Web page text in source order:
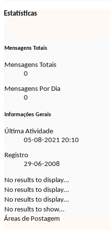
Estatísticas
Mensagens Totais
Mensagens Totais
0
Mensagens Por Dia
0
Informações Gerais
Última Atividade
05-08-2021 20:10
Registro
29-06-2008
No results to display...
No results to display...
No results to display...
No results to show...
Áreas de Postagem